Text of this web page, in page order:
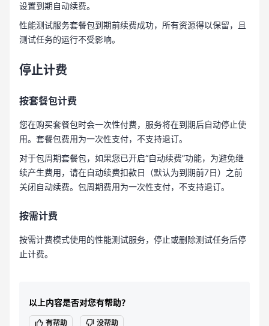
设置到期自动续费。
性能测试服务套餐包到期前续费成功，所有资源得以保留，且
测试任务的运行不受影响。
停止计费
按套餐包计费
您在购买套餐包时会一次性付费，服务将在到期后自动停止使
用。套餐包费用为一次性支付，不支持退订。
对于包周期套餐包，如果您已开启“自动续费”功能，为避免继
续产生费用，请在自动续费扣款日（默认为到期前7日）之前
关闭自动续费。包周期费用为一次性支付，不支持退订。
按需计费
按需计费模式使用的性能测试服务，停止或删除测试任务后停
止计费。
以上内容是否对您有帮助？
有帮助 没帮助